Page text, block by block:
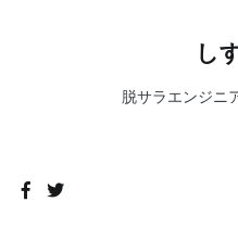
し
脱サラエンジニ